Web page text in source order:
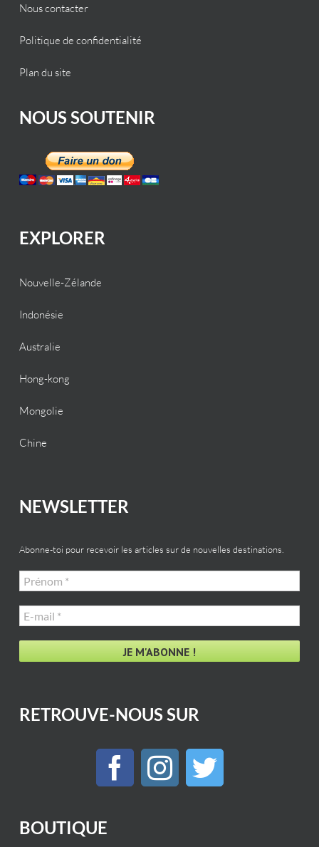
Nous contacter
Politique de confidentialité
Plan du site
NOUS SOUTENIR
EXPLORER
Nouvelle-Zélande
Indonésie
Australie
Hong-kong
Mongolie
Chine
NEWSLETTER
Abonne-toi pour recevoir les articles sur de nouvelles destinations.
Prénom
*
E-
mail
*
RETROUVE-NOUS SUR
BOUTIQUE